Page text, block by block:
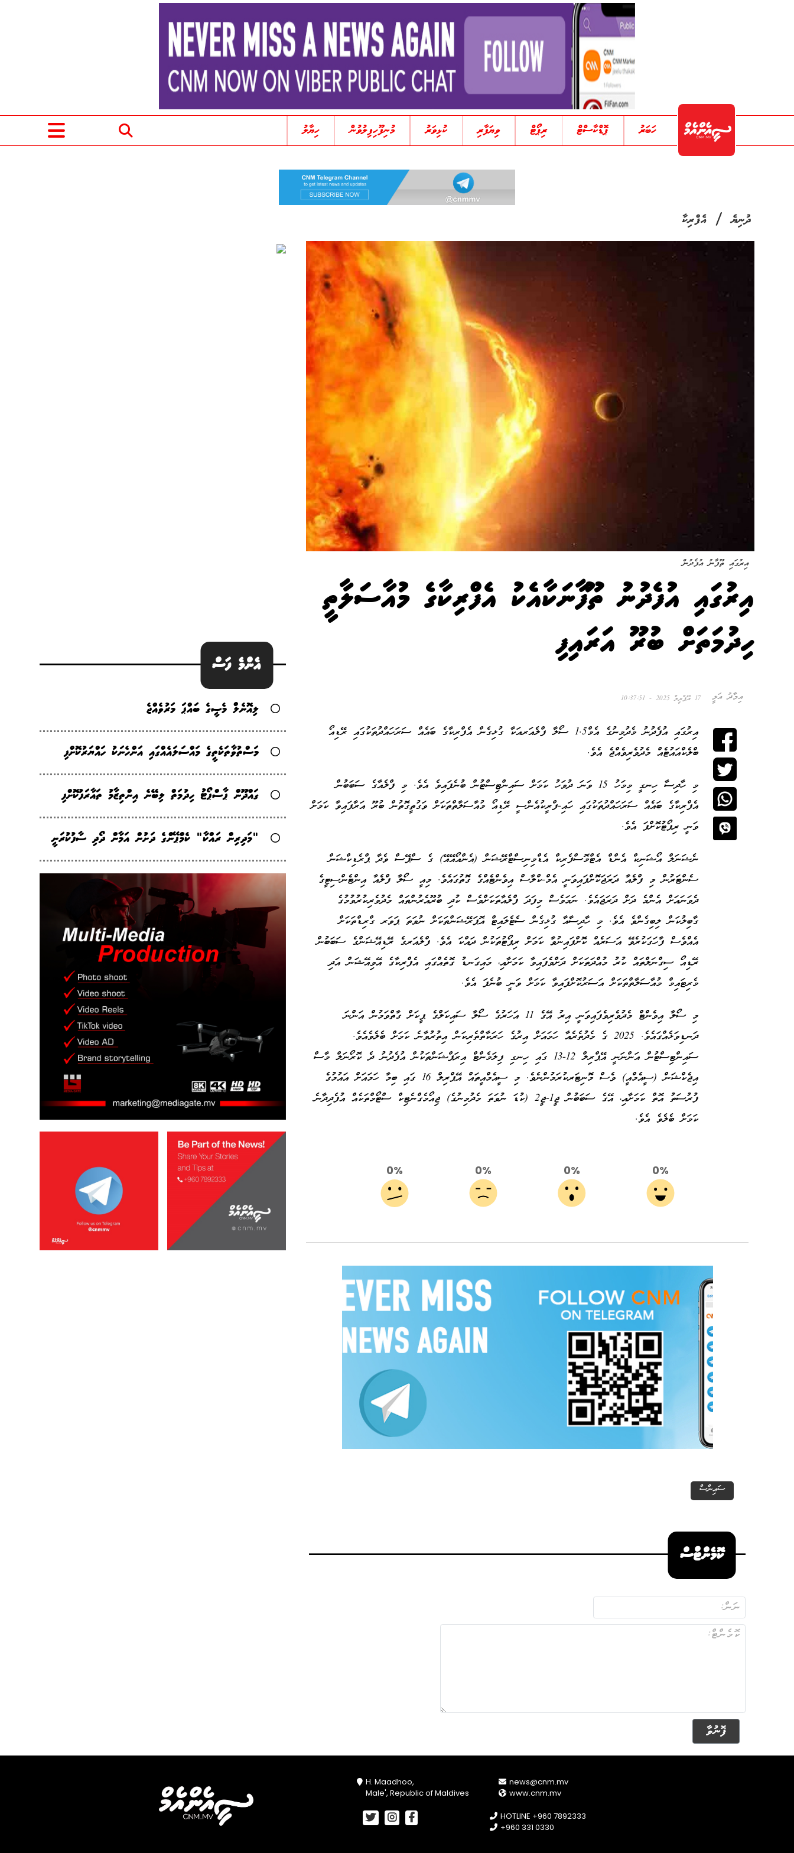
ހަބަރު ޕޮޑްކާސްޓް ރިޕޯޓް ވިޔަފާރި ކުޅިވަރު މުނިފޫހިފިލުވުން ހިޔާލު
ދުނިޔެ/ އެފްރިކާ
އިރުގައި ތޫފާނު އުފެދުން
އިރުގައި އުފެދުނު ތޫފާނަކާއެކު އެފްރިކާގެ މުއާސަލާތީ
ހިދުމަތަށް ބުރޫ އަރައިފި
އިމާދު އަލީ 17 އޭޕްރީލް 2025 - 10:37:51
އިރުގައި އުފެދުނު މެދުމިނުގެ އެމް1.5 ސޯލާ ފްލެއަރއަކާ ގުޅިގެން އެފްރިކާގެ ބައެއް ސަރަހައްދުތަކުގައި ރޭޑިއޯ
ބްލެކްއައުޓެއް މެދުވެރިވެއްޖެ އެވެ.
މި ހާދިސާ ހިނގީ މިމަހު 15 ވަނަ ދުވަހު ކަމަށް ސައިންޓިސްޓުން ބުނެފައިވެ އެވެ. މި ފްލެއާގެ ސަބަބުން
އެފްރިކާގެ ބައެއް ސަރަހައްދުތަކުގައި ހައި-ފްރީކުއެންސީ ރޭޑިއޯ މުއާސަލާތްތަކަށް ވަގުތީގޮތުން ބުރޫ އަރާފައިވާ ކަމަށް
ވަނީ ރިޕޯޓުކޮށްފަ އެވެ.
ނެޝަނަލް އޯޝަނިކް އެންޑް އެޓްމޮސްފެރިކް އެޑްމިނިސްޓްރޭޝަން (އެންއޯއޭއޭ) ގެ ސްޕޭސް ވެދާ ޕްރެޑިކްޝަން
ސެންޓަރުން މި ފްލެއާ ދަރަޖަކޮށްފައިވަނީ އެމް-ކްލާސް އިވެންޓެއްގެ ގޮތުގައެވެ. މިއީ ސޯލާ ފްލެއާ އިންޓެންސިޓީގެ
ދެވަނައަށް އެންމެ ދަށް ދަރަޖައެވެ. ނަމަވެސް މިފަދަ ފްލެއާތަކަށްވެސް ކުދި ބުރޫއެރުންތައް މެދުވެރިކުރުވުމުގެ
ގާބިލުކަން ލިބިގެންވެ އެވެ. މި ހާދިސާއާ ގުޅިގެން ސެޓެލައިޓް އޮޕަރޭޝަންތަކަށް ނުވަތަ ޕަވަރ ގްރިޑްތަކަށް
އެއްވެސް ފާހަގަކުރެވޭ އަސަރެއް ކޮށްފައިނުވާ ކަމަށް ރިޕޯޓުތަކުން ދައްކަ އެވެ. ފްލެއަރގެ ރޭޑިއޭޝަންގެ ސަބަބުން
ރޭޑިއޯ ސިގްނަލްތައް ކުރު މުއްދަތަކަށް ދަށްވެފައިވާ ކަމަށާއި، މައިގަނޑު ގޮތެއްގައި އެފްރިކާގެ އޭވިއޭޝަން އަދި
މެރިޓައިމް މުއާސަލާތްތަކަށް އަސަރުކޮށްފައިވާ ކަމަށް ވަނީ ބުނެފަ އެވެ.
މި ސޯލާ އިވެންޓް މެދުވެރިވެފައިވަނީ އިރު އޭގެ 11 އަހަރުގެ ސޯލާ ސައިކަލްގެ ޕީކަށް ގާތްވަމުން އަންނަ
ދަނޑިވަޅެއްގައެވެ. 2025 ގެ މެދުތެރެއާ ހަމައަށް އިރުގެ ހަރަކާތްތެރިކަން އިތުރުވާނެ ކަމަށް ބެލެވެއެވެ.
ސައިންޓިސްޓުން އަންނަނީ އޭޕްރިލް 12-13 ގައި ހިނގި ފިލަމެންޓް އިރަޕްޝަންތަކުން އުފެދުނު ދެ ކޮރޯނަލް މާސް
އިޖެކްޝަން (ސީއެމްއީ) ވެސް މޮނިޓަރކުރަމުންނެވެ. މި ސީއެމްއީތައް އޭޕްރިލް 16 ގައި ބިމާ ހަމައަށް އައުމުގެ
ފުރުސަތު އޮތް ކަމަށާއި، އޭގެ ސަބަބުން ޖީ1-ޖީ2 (ކުޑަ ނުވަތަ މެދުމިނުގެ) ޖިއޯމެގްނެޓިކް ސްޓޯމްތަކެއް އުފެދިދާނެ
ކަމަށް ބެލެވެ އެވެ.
0%
0%
0%
0%
ސައިންސް
ކޮމެންޓްސް
ފޮނުވާ
އެންމެ ފަސް
ލިއޮނެލް މެސީގެ ބައްޕަ މަރުވެއްޖެ
މަސްތުވާތަކެތީގެ މައްސަލައެއްގައި އަންހެނަކު ހައްޔަރުކޮށްފި
ގައްދޫން ޕާސްޕޯޓު ހިދުމަތް ލިބޭނެ އިންތިޒާމު ތައާރަފުކޮށްފި
"މަދިރިން ރައްކާ" ކެމްޕޭންގެ ދަށުން އަމާން ދޯދި ސާފުކުރަނީ
H. Maadhoo,
Male', Republic of Maldives
news@cnm.mv
www.cnm.mv
HOTLINE +960 7892333
+960 331 0330